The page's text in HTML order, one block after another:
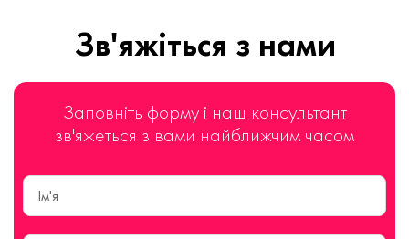
Зв'яжіться з нами
Заповніть форму і наш консультант
зв'яжеться з вами найближчим часом